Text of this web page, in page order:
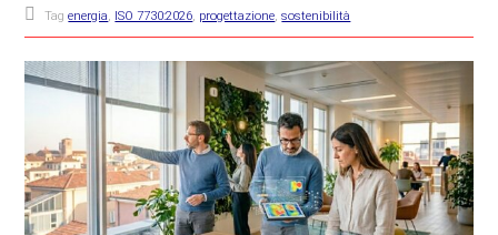
Tagenergia, ISO 7730:2026, progettazione,sostenibilità